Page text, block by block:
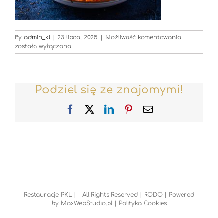
By admin_kl | 23 lipca, 2025 | Możliwość komentowania
została wyłączona
Podziel się ze znajomymi!
FacebookLinkedInPinterest
Email
Restauracje PKL | All Rights Reserved | RODO | Powered
by MaxWebStudio.pl| Polityka Cookies